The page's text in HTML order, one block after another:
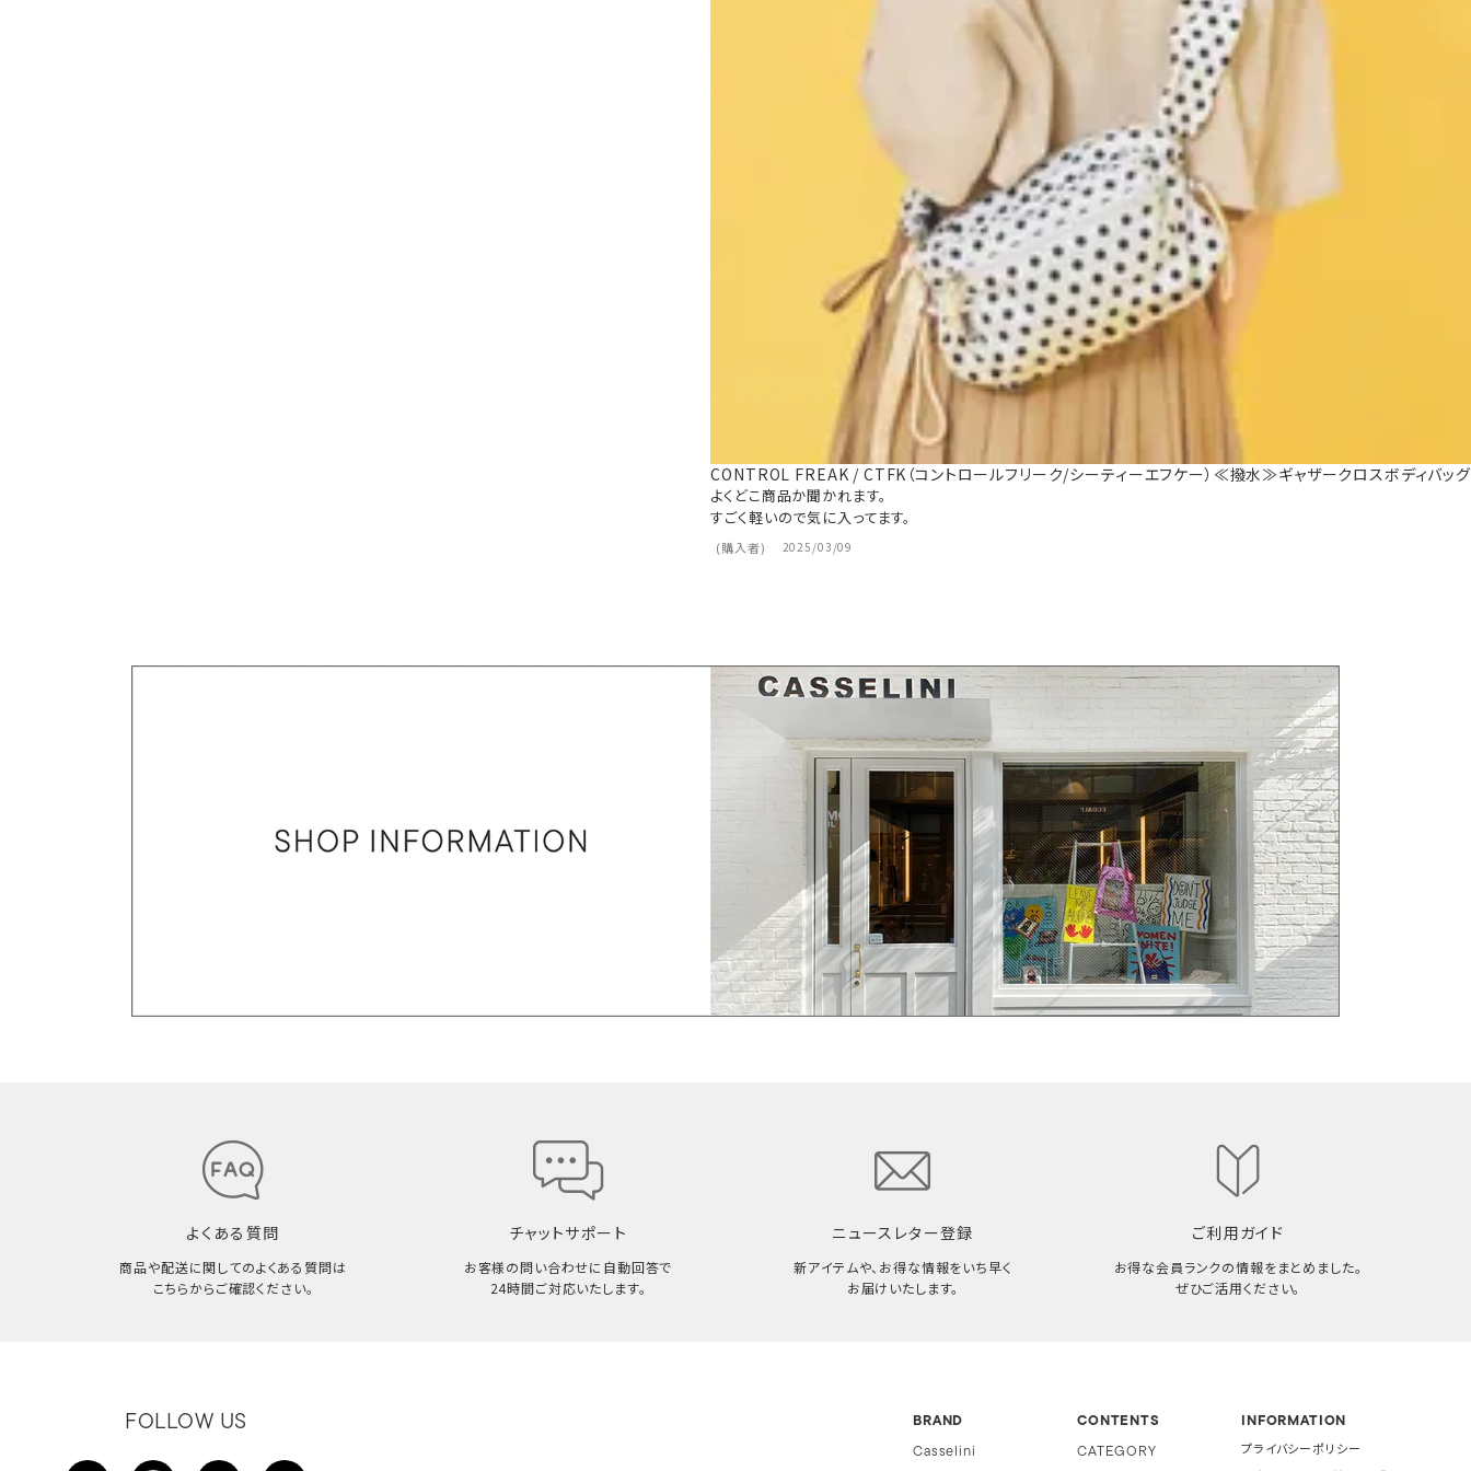
CONTROL FREAK / CTFK（コントロールフリーク/シーティーエフケー）≪撥水≫ギャザークロスボディバッグ
購入者 2025/03/09
よくどこ商品か聞かれます。
すごく軽いので気に入ってます。
よくある質問
商品や配送に関してのよくある質問は
こちらからご確認ください。
チャットサポート
お客様の問い合わせに自動回答で
24時間ご対応いたします。
ニュースレター登録
新アイテムや、お得な情報をいち早く
お届けいたします。
ご利用ガイド
お得な会員ランクの情報をまとめました。
ぜひご活用ください。
FOLLOW US BRAND
Casselini
CONTENTS
CATEGORY
INFORMATION
プライバシーポリシー